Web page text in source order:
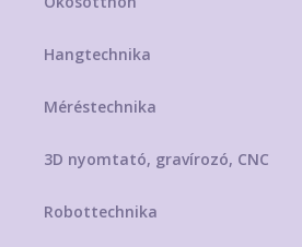
Hangtechnika
Méréstechnika
3D nyomtató, gravírozó, CNC
Robottechnika